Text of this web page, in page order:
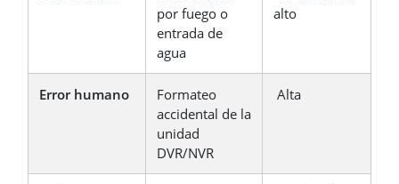
por fuego o
entrada de
agua
alto
Error humano
Formateo
accidental de la
unidad
DVR/NVR
Alta